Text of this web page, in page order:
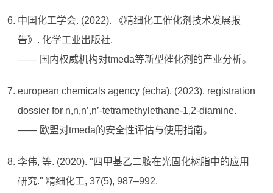
中国化工学会. (2022). 《精细化工催化剂技术发展报
告》. 化学工业出版社.
—— 国内权威机构对tmeda等新型催化剂的产业分析。
european chemicals agency (echa). (2023). registration
dossier for n,n,n’,n’-tetramethylethane-1,2-diamine.
—— 欧盟对tmeda的安全性评估与使用指南。
李伟, 等. (2020). "四甲基乙二胺在光固化树脂中的应用
研究." 精细化工, 37(5), 987–992.